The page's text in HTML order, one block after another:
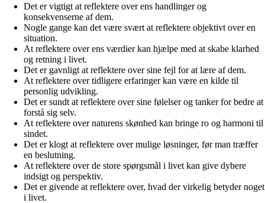
Det er vigtigt at reflektere over ens handlinger og
konsekvenserne af dem.
Nogle gange kan det være svært at reflektere objektivt over en
situation.
At reflektere over ens værdier kan hjælpe med at skabe klarhed
og retning i livet.
Det er gavnligt at reflektere over sine fejl for at lære af dem.
At reflektere over tidligere erfaringer kan være en kilde til
personlig udvikling.
Det er sundt at reflektere over sine følelser og tanker for bedre at
forstå sig selv.
At reflektere over naturens skønhed kan bringe ro og harmoni til
sindet.
Det er klogt at reflektere over mulige løsninger, før man træffer
en beslutning.
At reflektere over de store spørgsmål i livet kan give dybere
indsigt og perspektiv.
Det er givende at reflektere over, hvad der virkelig betyder noget
i livet.